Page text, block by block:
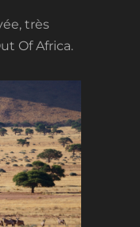
très
Of Africa.